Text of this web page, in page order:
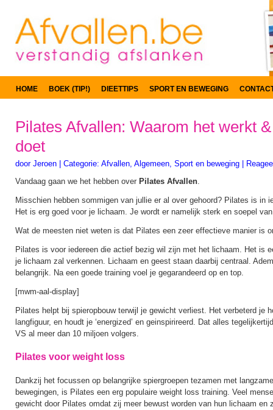
HOME BOEK (TIP!) DIEETTIPS SPORT EN BEWEGING
Pilates Afvallen: Waarom het werkt
doet
door Jeroen Categorie: Afvallen, Algemeen, Sport en beweging
Vandaag gaan we het hebben over Pilates Afvallen.
Misschien hebben sommigen van jullie er al over gehoord? Pilates is in
Het is erg goed voor je lichaam. Je wordt er namelijk sterk en soepel
Wat de meesten niet weten is dat Pilates een zeer effectieve manier is
Pilates is voor iedereen die actief bezig wil zijn met het lichaam. Het is
je lichaam zal verkennen. Lichaam en geest staan daarbij centraal.
belangrijk. Na een goede training voel je gegarandeerd op en top.
[mwm-aal-display]
Pilates helpt bij spieropbouw terwijl je gewicht verliest. Het verbeterd je
langfiguur, en houdt je ‘energized’ en geinspirireerd. Dat alles
VS al meer dan 10 miljoen volgers.
Pilates voor weight loss
Dankzij het focussen op belangrijke spiergroepen tezamen met
bewegingen, is Pilates een erg populaire weight loss training. Veel
gewicht door Pilates omdat zij meer bewust worden van hun lichaam en